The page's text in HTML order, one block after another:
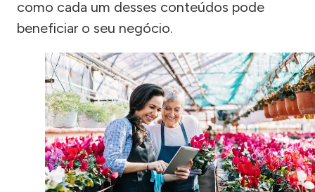
como cada um desses conteúdos pode
beneficiar o seu negócio.